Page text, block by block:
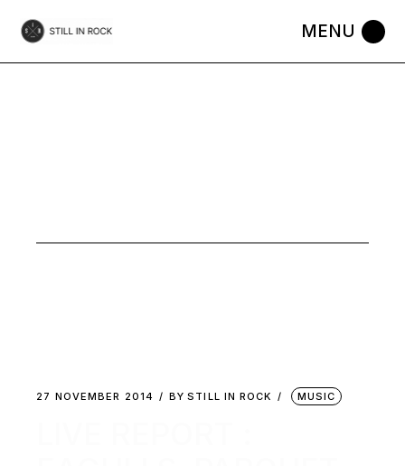
the
27 NOVEMBER 2014 BY STILL IN ROCK MUSIC